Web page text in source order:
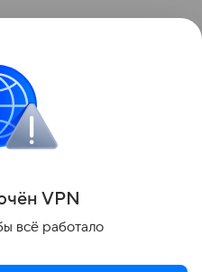
обвинять детей
с ними доверительные
будут чувствовать
Поделиться
ён VPN
всё работало